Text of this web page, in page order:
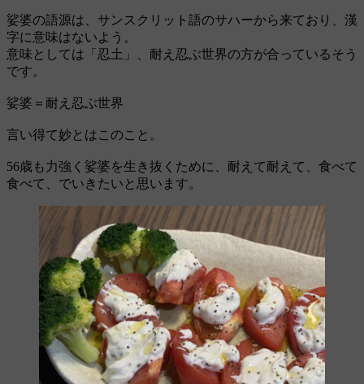
娑婆の語源は、サンスクリット語のサハーから来ており、漢
字に意味はないよう。
意味としては「忍土」、耐え忍ぶ世界の方が合っているそう
です。
娑婆＝耐え忍ぶ世界
言い得て妙とはこのこと。
56歳も力強く娑婆を生き抜くために、耐えて耐えて、食べて
食べて、でいきたいと思います。